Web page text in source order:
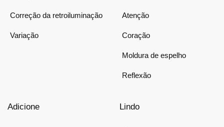
Correção da retroiluminação
Variação
Atenção
Coração
Moldura de espelho
Reflexão
Adicione Lindo